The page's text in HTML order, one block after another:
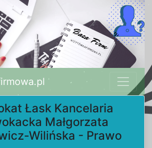
Łask Kancelaria
Małgorzata
Wilińska - Prawo